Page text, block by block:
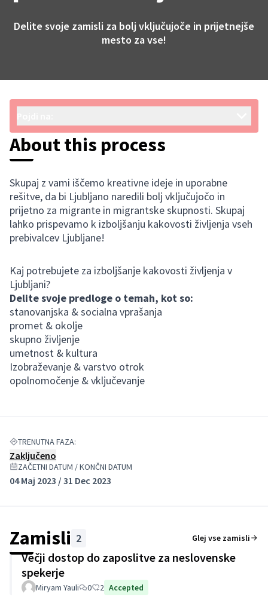
Delite svoje zamisli za bolj vključujoče in prijetnejše
mesto za vse!
About this process
Skupaj z vami iščemo kreativne ideje in uporabne
rešitve, da bi Ljubljano naredili bolj vključujočo in
prijetno za migrante in migrantske skupnosti. Skupaj
lahko prispevamo k izboljšanju kakovosti življenja vseh
prebivalcev Ljubljane!
Kaj potrebujete za izboljšanje kakovosti življenja v
Ljubljani?
Delite svoje predloge o temah, kot so:
stanovanjska & socialna vprašanja
promet & okolje
skupno življenje
umetnost & kultura
Izobraževanje & varstvo otrok
opolnomočenje & vključevanje
TRENUTNA FAZA:
Zaključeno
ZAČETNI DATUM / KONČNI DATUM
04 Maj 2023 / 31 Dec 2023
Zamisli 2 Glej vse zamisli
Večji dostop do zaposlitve za neslovenske
spekerje
Miryam Yauli 0 2 Accepted